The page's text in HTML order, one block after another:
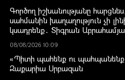
Գործող իշխանությանը
սահմանին խաղաղություն չի
կսադրենք․ Տիգրան
08/08/2026 10:09
«Պիտի պահենք ու պահպանենք
Զաքարիա Սրբազան